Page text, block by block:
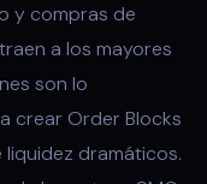
y compras de
a los mayores
son lo
crear Order Blocks
liquidez dramáticos.